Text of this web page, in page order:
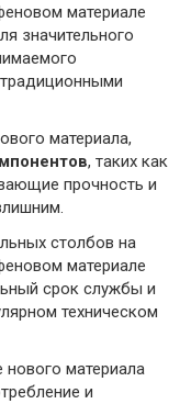
материале
значительного
материала,
, таких как
прочность и
столбов на
материале
срок службы и
техническом
материала
и